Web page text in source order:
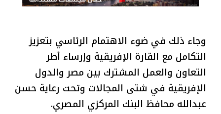
وجاء ذلك في ضوء الاهتمام الرئاسي بتعزيز
التكامل مع القارة الإفريقية وإرساء أطر
التعاون والعمل المشترك بين مصر والدول
الإفريقية في شتى المجالات وتحت رعاية حسن
عبدالله محافظ البنك المركزي المصري.